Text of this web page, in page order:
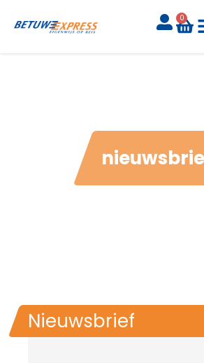
0
Nieuwsbrief